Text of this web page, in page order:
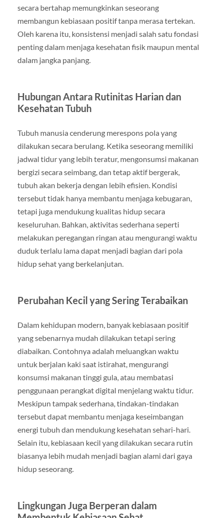
secara bertahap memungkinkan seseorang
membangun kebiasaan positif tanpa merasa tertekan.
Oleh karena itu, konsistensi menjadi salah satu fondasi
penting dalam menjaga kesehatan fisik maupun mental
dalam jangka panjang.
Hubungan Antara Rutinitas Harian dan
Kesehatan Tubuh
Tubuh manusia cenderung merespons pola yang
dilakukan secara berulang. Ketika seseorang memiliki
jadwal tidur yang lebih teratur, mengonsumsi makanan
bergizi secara seimbang, dan tetap aktif bergerak,
tubuh akan bekerja dengan lebih efisien. Kondisi
tersebut tidak hanya membantu menjaga kebugaran,
tetapi juga mendukung kualitas hidup secara
keseluruhan. Bahkan, aktivitas sederhana seperti
melakukan peregangan ringan atau mengurangi waktu
duduk terlalu lama dapat menjadi bagian dari pola
hidup sehat yang berkelanjutan.
Perubahan Kecil yang Sering Terabaikan
Dalam kehidupan modern, banyak kebiasaan positif
yang sebenarnya mudah dilakukan tetapi sering
diabaikan. Contohnya adalah meluangkan waktu
untuk berjalan kaki saat istirahat, mengurangi
konsumsi makanan tinggi gula, atau membatasi
penggunaan perangkat digital menjelang waktu tidur.
Meskipun tampak sederhana, tindakan-tindakan
tersebut dapat membantu menjaga keseimbangan
energi tubuh dan mendukung kesehatan sehari-hari.
Selain itu, kebiasaan kecil yang dilakukan secara rutin
biasanya lebih mudah menjadi bagian alami dari gaya
hidup seseorang.
Lingkungan Juga Berperan dalam